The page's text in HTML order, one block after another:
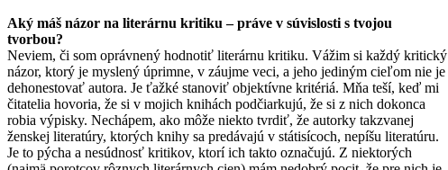
Aký máš názor na literárnu kritiku – práve v súvislosti s tvojou
tvorbou?
Neviem, či som oprávnený hodnotiť literárnu kritiku. Vážim si každý kritický
názor, ktorý je myslený úprimne, v záujme veci, a jeho jediným cieľom nie je
dehonestovať autora. Je ťažké stanoviť objektívne kritériá. Mňa teší, keď mi
čitatelia hovoria, že si v mojich knihách podčiarkujú, že si z nich dokonca
robia výpisky. Nechápem, ako môže niekto tvrdiť, že autorky takzvanej
ženskej literatúry, ktorých knihy sa predávajú v státisícoch, nepíšu literatúru.
Je to pýcha a nesúdnosť kritikov, ktorí ich takto označujú. Z niektorých